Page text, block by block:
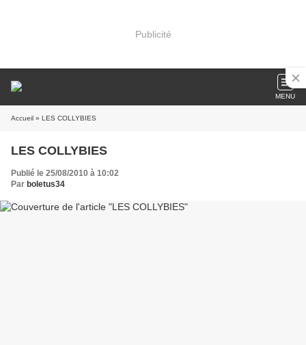
Publicité
MENU
Accueil » LES COLLYBIES
LES COLLYBIES
Publié le 25/08/2010 à 10:02
Par boletus34